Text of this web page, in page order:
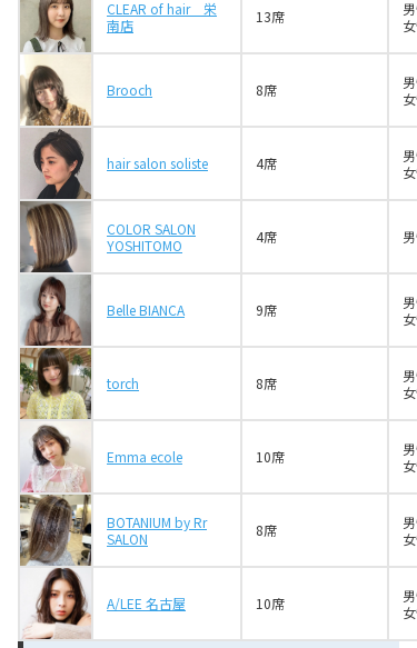
CLEAR of hair 栄
南店
13席
Brooch 8席
hair salon soliste 4席
COLOR SALON
YOSHITOMO
4席
Belle BIANCA 9席
torch 8席
Emma ecole 10席
BOTANIUM by Rr
SALON
8席
A/LEE 名古屋 10席